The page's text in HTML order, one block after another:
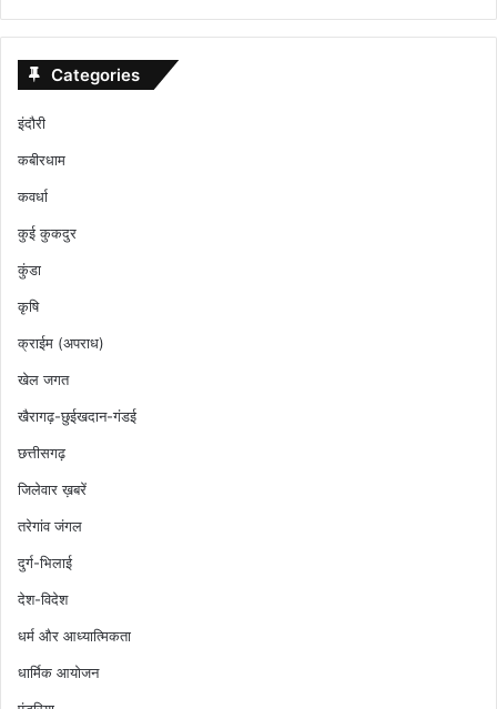
Categories
इंदौरी
कबीरधाम
कवर्धा
कुई कुकदुर
कुंडा
कृषि
क्राईम (अपराध)
खेल जगत
खैरागढ़-छुईखदान-गंडई
छत्तीसगढ़
जिलेवार ख़बरें
तरेगांव जंगल
दुर्ग-भिलाई
देश-विदेश
धर्म और आध्यात्मिकता
धार्मिक आयोजन